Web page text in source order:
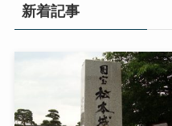
新着記事